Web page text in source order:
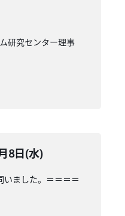
研究センター理事
8日(水)
ました。＝＝＝＝